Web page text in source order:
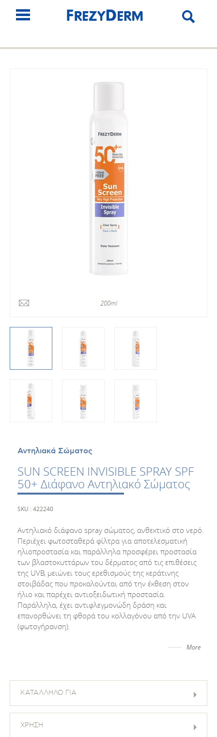
200ml
Αντηλιακά Σώματος
SUN SCREEN INVISIBLE SPRAY SPF
50+ Διάφανο Αντηλιακό Σώματος
SKU : 422240
Αντηλιακό διάφανο spray σώματος, ανθεκτικό στο νερό.
Περιέχει φωτοσταθερά φίλτρα για αποτελεσματική
ηλιοπροστασία και παράλληλα προσφέρει προστασία
των βλαστοκυττάρων του δέρματος από τις επιθέσεις
της UVB, μειώνει τους ερεθισμούς της κεράτινης
στοιβάδας που προκαλούνται από την έκθεση στον
ήλιο και παρέχει αντιοξειδωτική προστασία.
Παράλληλα, έχει αντιφλεγμονώδη δράση και
επανορθώνει τη φθορά του κολλαγόνου από την UVA
(φωτογήρανση).
More
ΚΑΤΑΛΛΗΛΟ ΓΙΑ
ΧΡΗΣΗ